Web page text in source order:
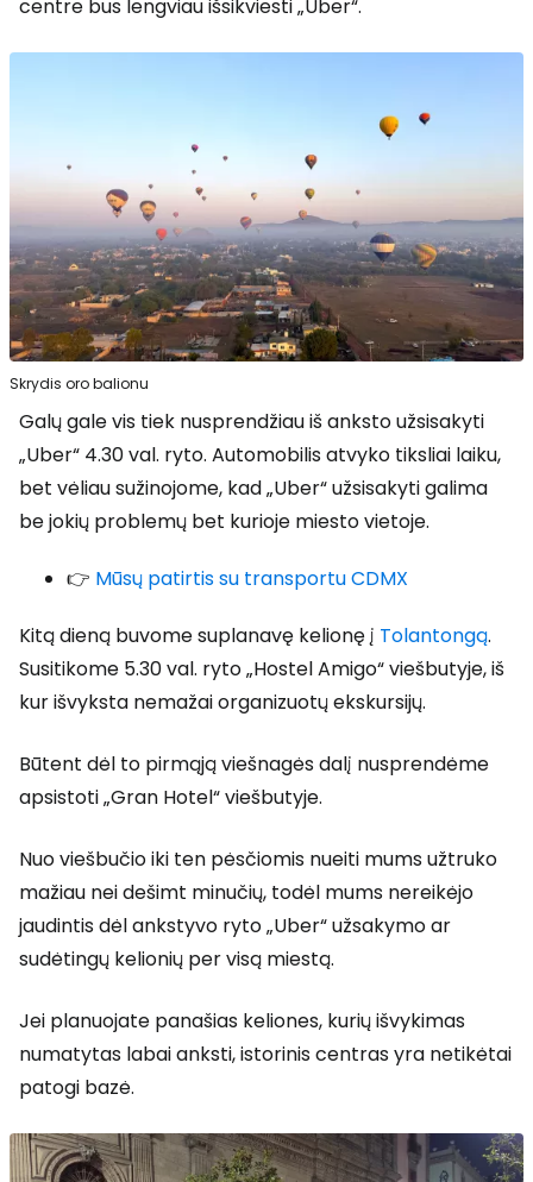
centre bus lengviau išsikviesti „Uber“.
Skrydis oro balionu
Galų gale vis tiek nusprendžiau iš anksto užsisakyti
„Uber“ 4.30 val. ryto. Automobilis atvyko tiksliai laiku,
bet vėliau sužinojome, kad „Uber“ užsisakyti galima
be jokių problemų bet kurioje miesto vietoje.
👉 Mūsų patirtis su transportu CDMX
Kitą dieną buvome suplanavę kelionę į Tolantongą.
Susitikome 5.30 val. ryto „Hostel Amigo“ viešbutyje, iš
kur išvyksta nemažai organizuotų ekskursijų.
Būtent dėl to pirmąją viešnagės dalį nusprendėme
apsistoti „Gran Hotel“ viešbutyje.
Nuo viešbučio iki ten pėsčiomis nueiti mums užtruko
mažiau nei dešimt minučių, todėl mums nereikėjo
jaudintis dėl ankstyvo ryto „Uber“ užsakymo ar
sudėtingų kelionių per visą miestą.
Jei planuojate panašias keliones, kurių išvykimas
numatytas labai anksti, istorinis centras yra netikėtai
patogi bazė.